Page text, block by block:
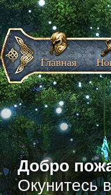
Добро
Окунитесь
Главная